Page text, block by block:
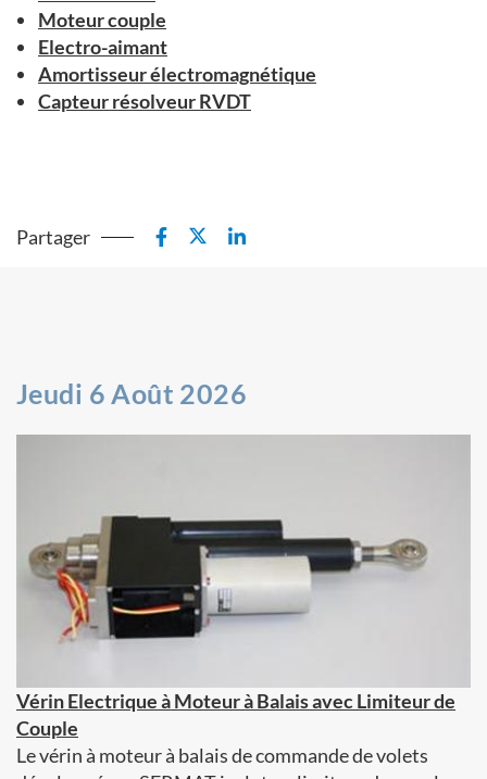
Moteur couple
Electro-aimant
Amortisseur électromagnétique
Capteur résolveur RVDT
Partager
Jeudi 6 Août 2026
Vérin Electrique à Moteur à Balais avec Limiteur de
Couple
Le vérin à moteur à balais de commande de volets